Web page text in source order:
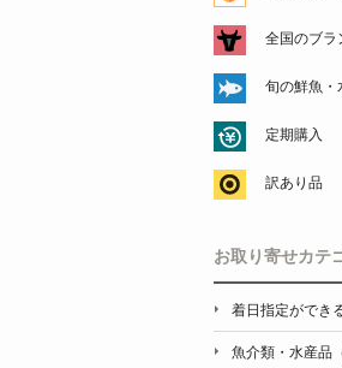
全国のブラ
旬の鮮魚・
定期購入
訳あり品
お取り寄せカテ
着日指定ができ
魚介類・水産品